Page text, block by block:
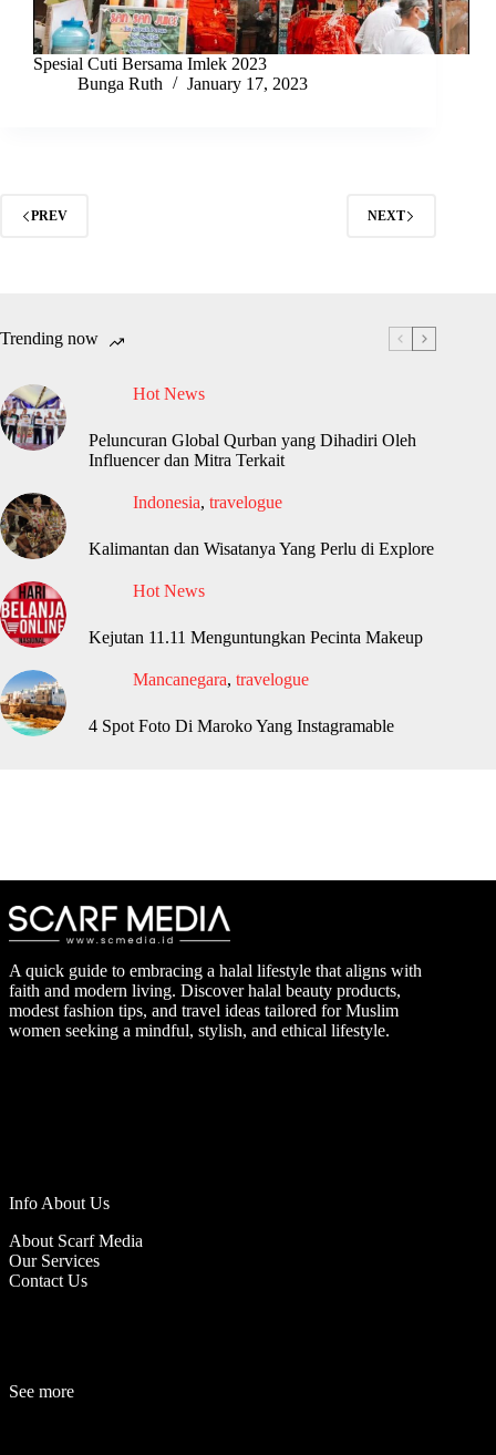
Spesial Cuti Bersama Imlek 2023
Bunga Ruth
January 17, 2023
PREV NEXT
Trending now
Hot News
Peluncuran Global Qurban yang Dihadiri Oleh
Influencer dan Mitra Terkait
Indonesia, travelogue
Kalimantan dan Wisatanya Yang Perlu di Explore
Hot News
Kejutan 11.11 Menguntungkan Pecinta Makeup
Mancanegara, travelogue
4 Spot Foto Di Maroko Yang Instagramable
A quick guide to embracing a halal lifestyle that aligns with
faith and modern living. Discover halal beauty products,
modest fashion tips, and travel ideas tailored for Muslim
women seeking a mindful, stylish, and ethical lifestyle.
Info About Us
About Scarf Media
Our Services
Contact Us
See more